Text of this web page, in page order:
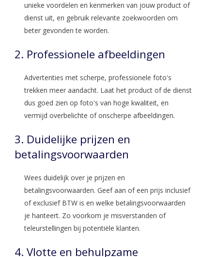
unieke voordelen en kenmerken van jouw product of
dienst uit, en gebruik relevante zoekwoorden om
beter gevonden te worden.
2. Professionele afbeeldingen
Advertenties met scherpe, professionele foto's
trekken meer aandacht. Laat het product of de dienst
dus goed zien op foto's van hoge kwaliteit, en
vermijd overbelichte of onscherpe afbeeldingen.
3. Duidelijke prijzen en
betalingsvoorwaarden
Wees duidelijk over je prijzen en
betalingsvoorwaarden. Geef aan of een prijs inclusief
of exclusief BTW is en welke betalingsvoorwaarden
je hanteert. Zo voorkom je misverstanden of
teleurstellingen bij potentiële klanten.
4. Vlotte en behulpzame